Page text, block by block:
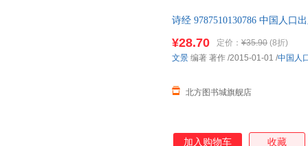
诗经 9787510130786 中国人口
¥28.70 定价： ¥35.90 (8折)
北方图书城旗舰店
文景 编著 著作 /2015-01-01 /中国人
加入购物车 收藏